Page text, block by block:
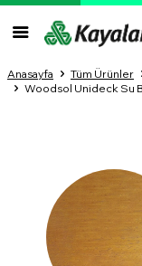
Anasayfa Tüm Ürünler
Woodsol Unideck Su